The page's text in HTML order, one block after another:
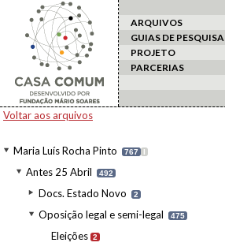
ARQUIVOS
GUIAS DE PESQUISA
PROJETO
PARCERIAS
Voltar aos arquivos
Maria Luís Rocha Pinto 767 I
Antes 25 Abril 492
Docs. Estado Novo 2
Oposição legal e semi-legal 475
Eleições 2